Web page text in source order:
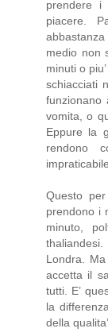
prendere i
piacere.
medio non
minuti o
schiacciati
funzionano
vomita, o
Eppure la
rendono
Questo
prendono i
minuto,
Londra.
accetta il
tutti. E’
la
della